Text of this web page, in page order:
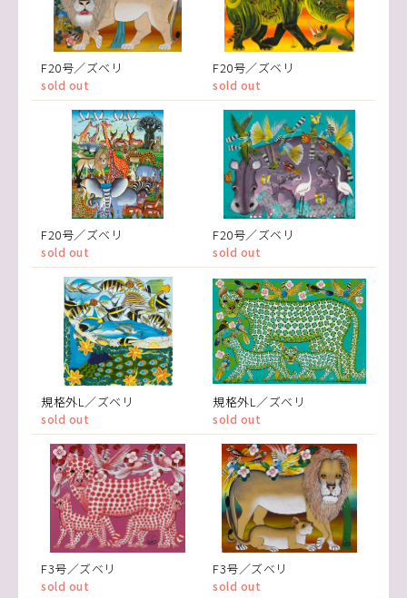
F20号／ズベリ
sold out
F20号／ズベリ
sold out
F20号／ズベリ
sold out
F20号／ズベリ
sold out
規格外L／ズベリ
sold out
規格外L／ズベリ
sold out
F3号／ズベリ
sold out
F3号／ズベリ
sold out